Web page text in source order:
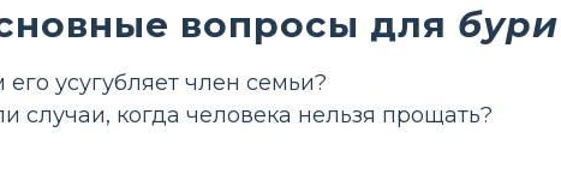
вопросы для бури
усугубляет член семьи?
случаи, когда человека нельзя прощать?